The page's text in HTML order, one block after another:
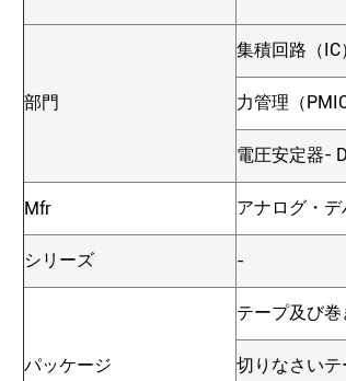
部門
集積回路（IC
力管理（PMIC
電圧安定器-
Mfr アナログ・デ
シリーズ -
パッケージ
テープ及び巻
切りなさい